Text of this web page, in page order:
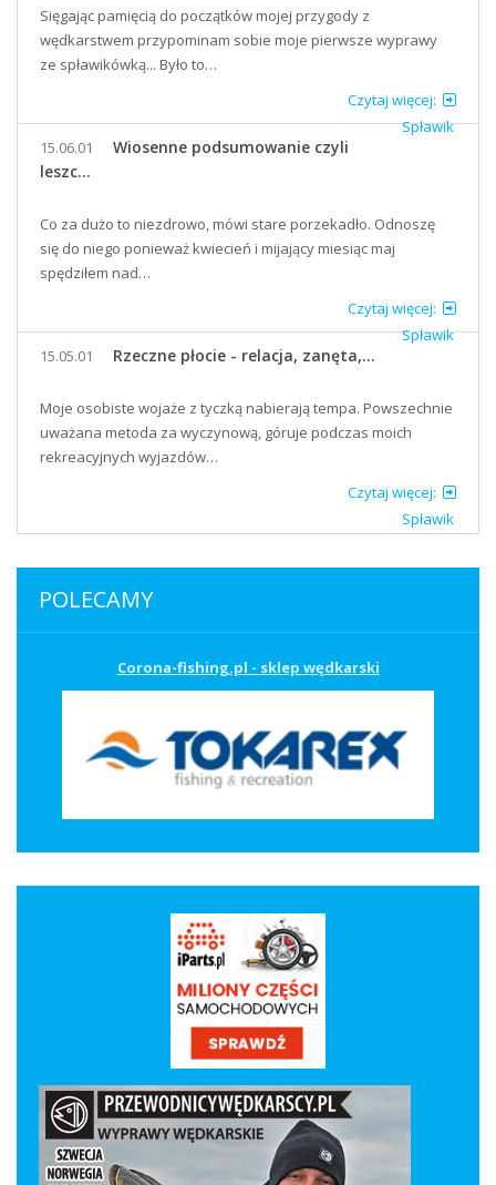
Sięgając pamięcią do początków mojej przygody z
wędkarstwem przypominam sobie moje pierwsze wyprawy
ze spławikówką... Było to…
Czytaj więcej:
Spławik
15.06.01
Wiosenne podsumowanie czyli
leszc...
Co za dużo to niezdrowo, mówi stare porzekadło. Odnoszę
się do niego ponieważ kwiecień i mijający miesiąc maj
spędziłem nad…
Czytaj więcej:
Spławik
15.05.01
Rzeczne płocie - relacja, zanęta,...
Moje osobiste wojaże z tyczką nabierają tempa. Powszechnie
uważana metoda za wyczynową, góruje podczas moich
rekreacyjnych wyjazdów…
Czytaj więcej:
Spławik
POLECAMY
Corona-fishing.pl - sklep wędkarski